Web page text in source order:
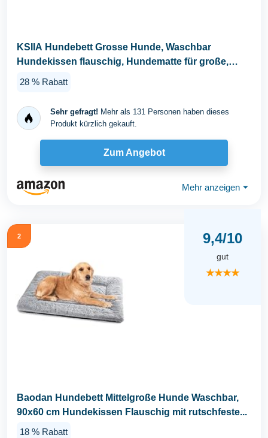
KSIIA Hundebett Grosse Hunde, Waschbar
Hundekissen flauschig, Hundematte für große,
28 % Rabatt
Sehr gefragt! Mehr als 131 Personen haben dieses
Produkt kürzlich gekauft.
Zum Angebot
Mehr anzeigen ⏷
2 9,4/10
gut
★★★★
Baodan Hundebett Mittelgroße Hunde Waschbar,
90x60 cm Hundekissen Flauschig mit rutschfeste...
18 % Rabatt